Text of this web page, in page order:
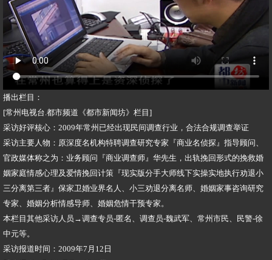
播出栏目：
[常州电视台.都市频道《都市新闻坊》栏目]
采访好评核心：2009年常州已经出现民间调查行业，合法合规调查举证
采访主要人物：原深度名机构特聘调查研究专家『商业名侦探』指导顾问、
官政媒体称之为：业务顾问『商业调查师』华先生，出轨挽回形式的挽救婚
姻家庭情感心理及爱情挽回计策『现实版分手大师线下实操实地执行劝退小
三分离第三者』保家卫婚业界名人、小三劝退分离名师、婚姻家事咨询研究
专家、婚姻分析情感导师、婚姻危情干预专家。
本栏目其他采访人员→调查专员-匿名、调查员-魏武军、常州市民、民警-徐
中元等。
采访报道时间：2009年7月12日